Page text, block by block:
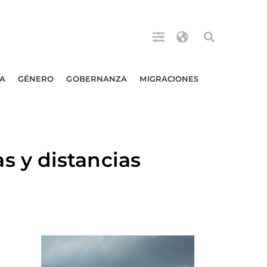
GÉNERO GOBERNANZA MIGRACIONES
y distancias